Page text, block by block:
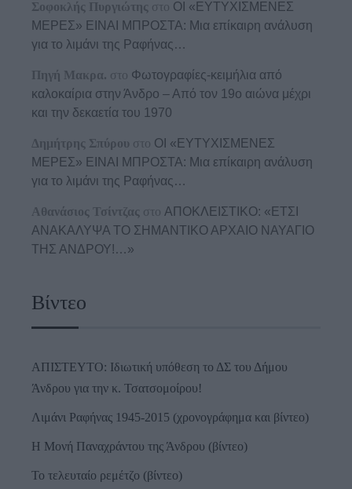
Σοφοκλής Πυργιώτης στο ΟΙ «ΕΥΤΥΧΙΣΜΕΝΕΣ
ΜΕΡΕΣ» ΕΙΝΑΙ ΜΠΡΟΣΤΑ: Μια επίκαιρη ανάλυση
για το λιμάνι της Ραφήνας…
Πηγή Μακρα. στο Φωτογραφίες-κειμήλια από
καλοκαίρια στην Άνδρο – Από τον 19ο αιώνα μέχρι
και την δεκαετία του 1970
Δημήτρης Σπύρου στο ΟΙ «ΕΥΤΥΧΙΣΜΕΝΕΣ
ΜΕΡΕΣ» ΕΙΝΑΙ ΜΠΡΟΣΤΑ: Μια επίκαιρη ανάλυση
για το λιμάνι της Ραφήνας…
Αθανάσιος Τσίντζας στο ΑΠΟΚΛΕΙΣΤΙΚΟ: «ΕΤΣΙ
ΑΝΑΚΑΛΥΨΑ ΤΟ ΣΗΜΑΝΤΙΚΟ ΑΡΧΑΙΟ ΝΑΥΑΓΙΟ
ΤΗΣ ΑΝΔΡΟΥ!…»
Βίντεο
ΑΠΙΣΤΕΥΤΟ: Ιδιωτική υπόθεση το ΔΣ του Δήμου
Άνδρου για την κ. Τσατσομοίρου!
Λιμάνι Ραφήνας 1945-2015 (χρονογράφημα και βίντεο)
Η Μονή Παναχράντου της Άνδρου (βίντεο)
Το τελευταίο ρεμέτζο (βίντεο)